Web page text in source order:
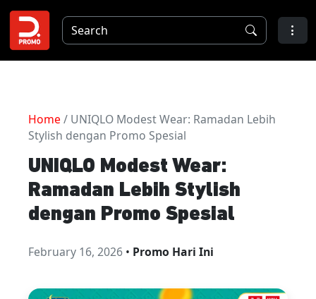
Home / UNIQLO Modest Wear: Ramadan Lebih
Stylish dengan Promo Spesial
UNIQLO Modest Wear:
Ramadan Lebih Stylish
dengan Promo Spesial
February 16, 2026 • Promo Hari Ini